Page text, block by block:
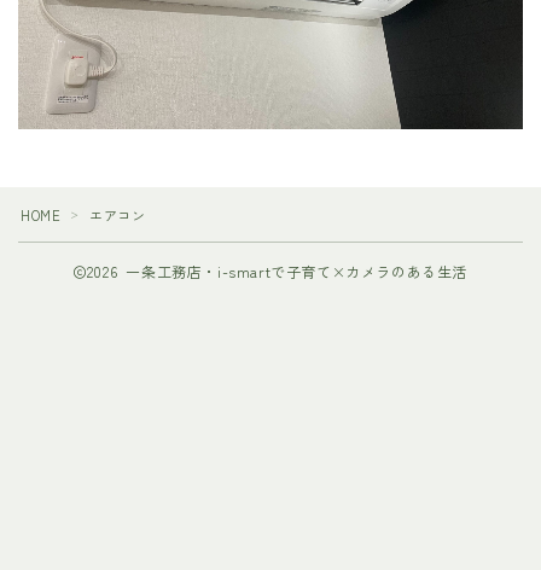
HOME ＞ エアコン
2026 一条工務店・i-smartで子育て×カメラのある生活